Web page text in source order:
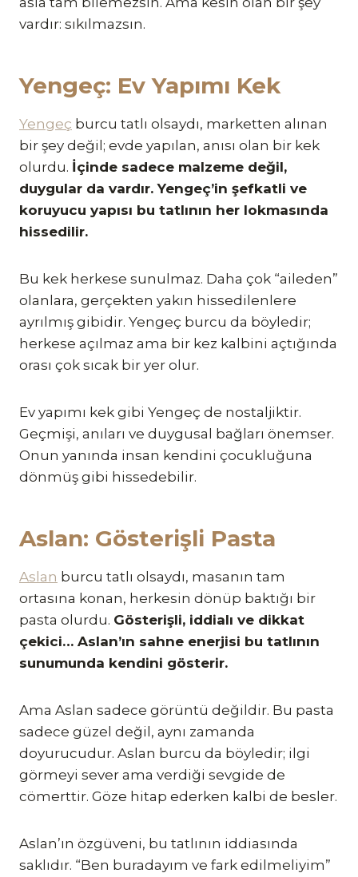
vardır: sıkılmazsın.
Yengeç: Ev Yapımı Kek
Yengeç burcu tatlı olsaydı, marketten alınan
bir şey değil; evde yapılan, anısı olan bir kek
olurdu. İçinde sadece malzeme değil,
duygular da vardır. Yengeç’in şefkatli ve
koruyucu yapısı bu tatlının her lokmasında
hissedilir.
Bu kek herkese sunulmaz. Daha çok “aileden”
olanlara, gerçekten yakın hissedilenlere
ayrılmış gibidir. Yengeç burcu da böyledir;
herkese açılmaz ama bir kez kalbini açtığında
orası çok sıcak bir yer olur.
Ev yapımı kek gibi Yengeç de nostaljiktir.
Geçmişi, anıları ve duygusal bağları önemser.
Onun yanında insan kendini çocukluğuna
dönmüş gibi hissedebilir.
Aslan: Gösterişli Pasta
Aslan burcu tatlı olsaydı, masanın tam
ortasına konan, herkesin dönüp baktığı bir
pasta olurdu. Gösterişli, iddialı ve dikkat
çekici… Aslan’ın sahne enerjisi bu tatlının
sunumunda kendini gösterir.
Ama Aslan sadece görüntü değildir. Bu pasta
sadece güzel değil, aynı zamanda
doyurucudur. Aslan burcu da böyledir; ilgi
görmeyi sever ama verdiği sevgide de
cömerttir. Göze hitap ederken kalbi de besler.
Aslan’ın özgüveni, bu tatlının iddiasında
saklıdır. “Ben buradayım ve fark edilmeliyim”